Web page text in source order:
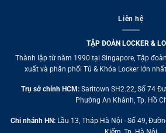
Liên hệ
TẬP ĐOÀN LOCKER &
Thành lập từ năm 1990 tại Singapore, Tập
xuất và phân phối Tủ & Khóa Locker lớn
Trụ sở chính HCM: Saritown SH2.22, Số 74
Phường An Khánh, Tp. Hồ
Chi nhánh HN:Lầu 13, Tháp Hà Nội - Số 49,